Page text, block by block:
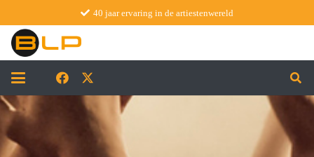
40 jaar ervaring in de artiestenwereld